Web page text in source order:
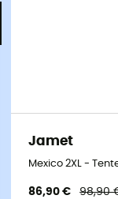
Jamet
Mexico 2XL -
86,90 € 98,90